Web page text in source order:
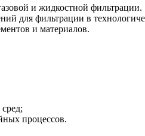
и жидкостной фильтрации.
для фильтрации в
и материалов.
процессов.